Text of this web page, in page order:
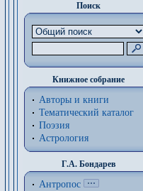
Поиск
Книжное собрание
Авторы и книги
Тематический каталог
Поэзия
Астрология
Г.А. Бондарев
Антропос